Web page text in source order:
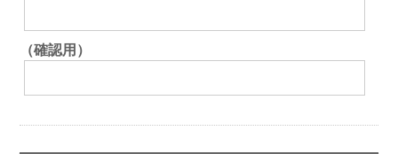
（確認用）